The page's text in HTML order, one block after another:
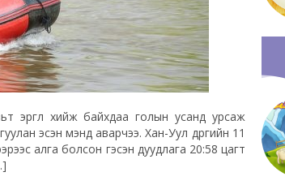
эргүүл хийж байхдаа голын усанд урсаж
эсэн мэнд аварчээ. Хан-Уул дүүргийн 11
алга болсон гэсэн дуудлага 20:58 цагт